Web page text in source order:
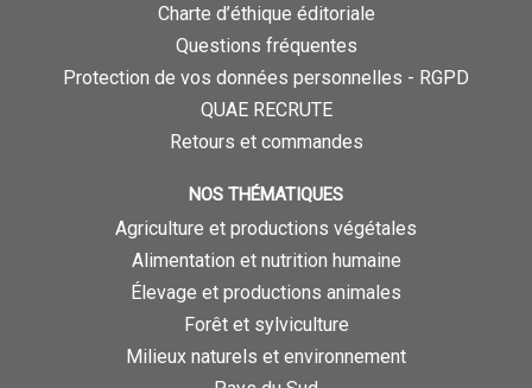
Charte d’éthique éditoriale
Questions fréquentes
Protection de vos données personnelles - RGPD
QUAE RECRUTE
Retours et commandes
NOS THÉMATIQUES
Agriculture et productions végétales
Alimentation et nutrition humaine
Élevage et productions animales
Forêt et sylviculture
Milieux naturels et environnement